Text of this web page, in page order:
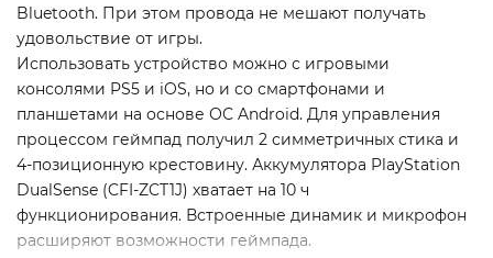
Bluetooth. При этом провода не мешают получать
удовольствие от игры.
Использовать устройство можно с игровыми
консолями PS5 и iOS, но и со смартфонами и
планшетами на основе ОС Android. Для управления
процессом геймпад получил 2 симметричных стика и
4-позиционную крестовину. Аккумулятора PlayStation
DualSense (CFI-ZCT1J) хватает на 10 ч
функционирования. Встроенные динамик и микрофон
расширяют возможности геймпада.